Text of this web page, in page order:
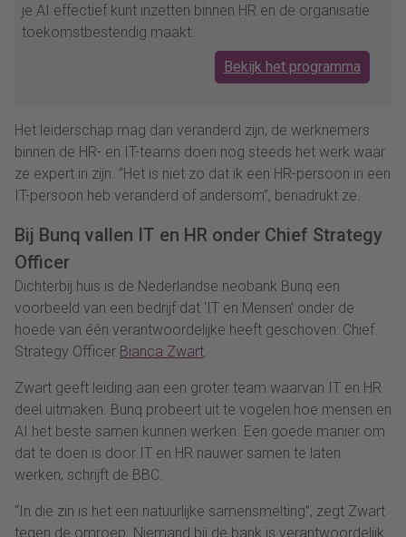
je AI effectief kunt inzetten binnen HR en de organisatie
toekomstbestendig maakt.
Bekijk het programma
Het leiderschap mag dan veranderd zijn, de werknemers
binnen de HR- en IT-teams doen nog steeds het werk waar
ze expert in zijn. “Het is niet zo dat ik een HR-persoon in een
IT-persoon heb veranderd of andersom”, benadrukt ze.
Bij Bunq vallen IT en HR onder Chief Strategy
Officer
Dichterbij huis is de Nederlandse neobank Bunq een
voorbeeld van een bedrijf dat ‘IT en Mensen’ onder de
hoede van één verantwoordelijke heeft geschoven: Chief
Strategy Officer Bianca Zwart.
Zwart geeft leiding aan een groter team waarvan IT en HR
deel uitmaken. Bunq probeert uit te vogelen hoe mensen en
AI het beste samen kunnen werken. Een goede manier om
dat te doen is door IT en HR nauwer samen te laten
werken, schrijft de BBC.
“In die zin is het een natuurlijke samensmelting”, zegt Zwart
tegen de omroep. Niemand bij de bank is verantwoordelijk